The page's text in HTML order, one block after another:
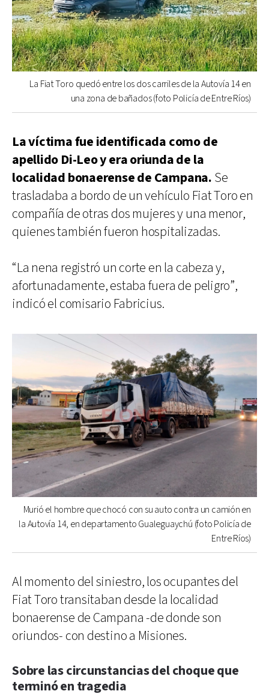
La Fiat Toro quedó entre los dos carriles de la Autovía 14 en
una zona de bañados (foto Policía de Entre Ríos)
La víctima fue identificada como de
apellido Di-Leo y era oriunda de la
localidad bonaerense de Campana. Se
trasladaba a bordo de un vehículo Fiat Toro en
compañía de otras dos mujeres y una menor,
quienes también fueron hospitalizadas.
“La nena registró un corte en la cabeza y,
afortunadamente, estaba fuera de peligro”,
indicó el comisario Fabricius.
Murió el hombre que chocó con su auto contra un camión en
la Autovía 14, en departamento Gualeguaychú (foto Policía de
Entre Ríos)
Al momento del siniestro, los ocupantes del
Fiat Toro transitaban desde la localidad
bonaerense de Campana -de donde son
oriundos- con destino a Misiones.
Sobre las circunstancias del choque que
terminó en tragedia